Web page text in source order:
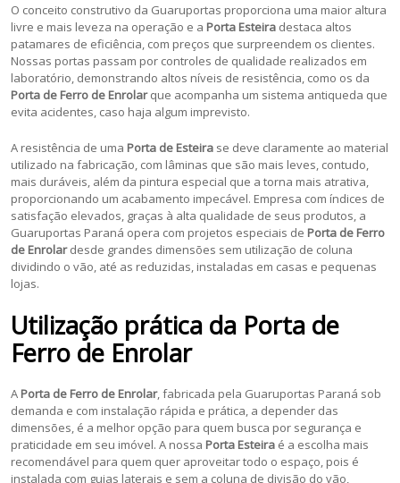
O conceito construtivo da Guaruportas proporciona uma maior altura
livre e mais leveza na operação e a Porta Esteira destaca altos
patamares de eficiência, com preços que surpreendem os clientes.
Nossas portas passam por controles de qualidade realizados em
laboratório, demonstrando altos níveis de resistência, como os da
Porta de Ferro de Enrolarque acompanha um sistema antiqueda que
evita acidentes, caso haja algum imprevisto.
A resistência de uma Porta de Esteira se deve claramente ao material
utilizado na fabricação, com lâminas que são mais leves, contudo,
mais duráveis, além da pintura especial que a torna mais atrativa,
proporcionando um acabamento impecável. Empresa com índices de
satisfação elevados, graças à alta qualidade de seus produtos, a
Guaruportas Paraná opera com projetos especiais de Porta de Ferro
de Enrolardesde grandes dimensões sem utilização de coluna
dividindo o vão, até as reduzidas, instaladas em casas e pequenas
lojas.
Utilização prática da Porta de
Ferro de Enrolar
A Porta de Ferro de Enrolar, fabricada pela Guaruportas Paraná sob
demanda e com instalação rápida e prática, a depender das
dimensões, é a melhor opção para quem busca por segurança e
praticidade em seu imóvel. A nossa Porta Esteira é a escolha mais
recomendável para quem quer aproveitar todo o espaço, pois é
instalada com guias laterais e sem a coluna de divisão do vão,